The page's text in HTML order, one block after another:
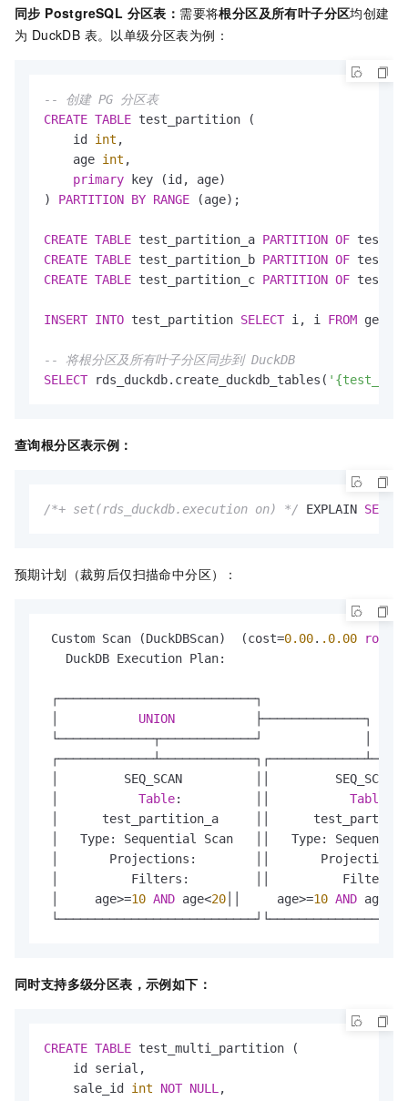
同步 PostgreSQL 分区表： 需要将根分区及所有叶子分区均创建
为 DuckDB 表。以单级分区表为例：
-- 创建 PG 分区表
CREATE TABLE test_partition (
    id
int ,
    age
int ,
primary key (id, age)
) PARTITION BY RANGE (age);
CREATE TABLE test_partition_a PARTITION OF
CREATE TABLE test_partition_b PARTITION OF
CREATE TABLE test_partition_c PARTITION OF
INSERT INTO test_partition SELECT i, i FROM
-- 将根分区及所有叶子分区同步到 DuckDB
SELECT rds_duckdb.create_duckdb_tables(
查询根分区表示例：
/*+ set(rds_duckdb.execution on) */ EXPLAIN SELECT
预期计划（裁剪后仅扫描命中分区）：
Custom Scan (DuckDBScan)  (cost=0.00. .0.00 rows
   DuckDB Execution Plan:
┌───────────────────────────┐
UNION
           ├──────────────┐
└─────────────┬─────────────┘              │
│         SEQ_SCAN          ││
Table:          ││ Table
│      test_partition_a     ││
│   Type: Sequential Scan   ││   Type:
│       Projections:        ││
│          Filters:         ││
│     age>=10 AND age<20 ││     age>=10 AND age
同时支持多级分区表，示例如下：
CREATE TABLE test_multi_partition (
    id serial,
    sale_id
int NOT NULL ,